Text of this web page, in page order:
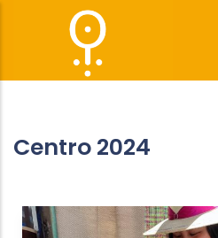
Centro 2024